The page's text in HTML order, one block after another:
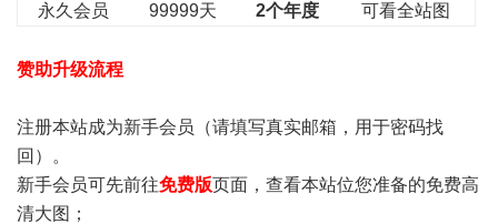
永久会员
99999天 2个年度 可看全站图
赞助升级流程
注册本站成为新手会员 （请填写真实邮箱，用于密码找
回）。
新手会员可先前往免费版页面，查看本站位您准备的免费高
清大图；